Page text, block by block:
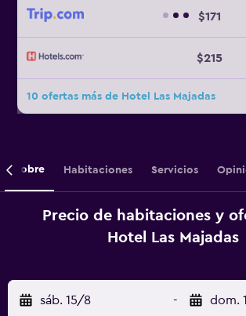
$171
$215
10 ofertas más de Hotel Las Majadas
Sobre Habitaciones Servicios
Precio de habitaciones y
Hotel Las Majadas
sáb. 15/8 - dom.